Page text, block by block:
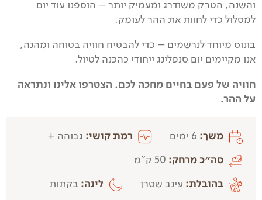
והשנה, הטרק משודרג ומעמיק יותר – הוספנו עוד יום
למסלול כדי לחוות את ההר לעומק.
בונוס מיוחד לנרשמים – כדי להבטיח חוויה בטוחה ומהנה,
אנו מקיימים יום סנפלינג ייחודי כהכנה לטיול.
חוויה של פעם בחיים מחכה לכם. הצטרפו אלינו ונתראה
על ההר.
משך: רמת קושי: גבוהה +
סה״כ מרחק:
בהובלת: עינב שטרן לינה: בקתות